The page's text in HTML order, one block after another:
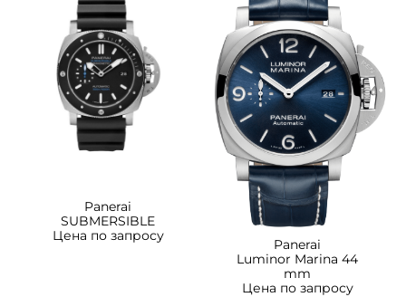
Panerai
SUBMERSIBLE
Цена по запросу
Panerai
Luminor Marina 44
mm
Цена по запросу